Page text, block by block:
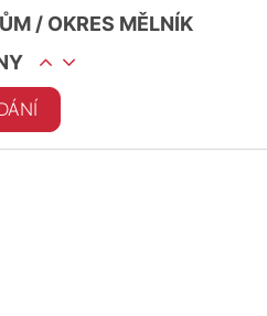
/ OKRES MĚLNÍK